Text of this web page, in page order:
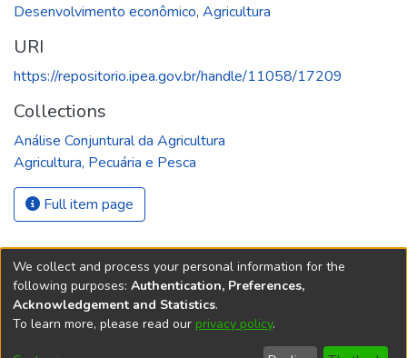
Desenvolvimento econômico, Agricultura
URI
https://repositorio.ipea.gov.br/handle/11058/17209
Collections
Análise Conjuntural da Agricultura
Agricultura, Pecuária e Pesca
Full item page
REPOSITÓRIO DO
We collect and process your personal information for the
following purposes: Authentication, Preferences,
Acknowledgement and Statistics.
To learn more, please read our privacy policy.